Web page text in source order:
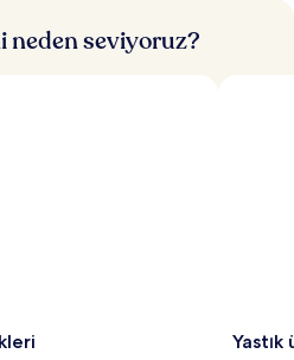
neden seviyoruz?